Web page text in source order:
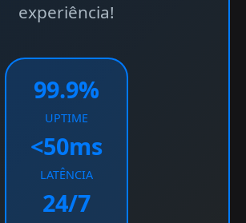
experiência!
99.9%
UPTIME
<50ms
LATÊNCIA
24/7